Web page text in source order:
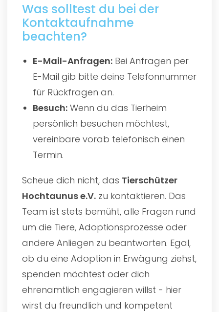
Was solltest du bei der
Kontaktaufnahme
beachten?
E-Mail-Anfragen: Bei Anfragen per
E-Mail gib bitte deine Telefonnummer
für Rückfragen an.
Besuch: Wenn du das Tierheim
persönlich besuchen möchtest,
vereinbare vorab telefonisch einen
Termin.
Scheue dich nicht, das Tierschützer
Hochtaunus e.V. zu kontaktieren. Das
Team ist stets bemüht, alle Fragen rund
um die Tiere, Adoptionsprozesse oder
andere Anliegen zu beantworten. Egal,
ob du eine Adoption in Erwägung ziehst,
spenden möchtest oder dich
ehrenamtlich engagieren willst - hier
wirst du freundlich und kompetent